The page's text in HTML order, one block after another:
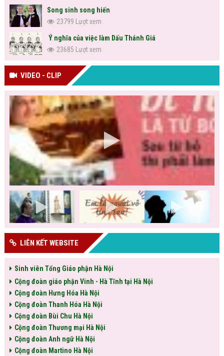
Song sinh song hiến
23799 Lượt xem
Ý nghĩa của việc làm Dấu Thánh Giá
23685 Lượt xem
VIDEO - CLIP
LIÊN KẾT WEBSITE
Sinh viên Tổng Giáo phận Hà Nội
Cộng đoàn giáo phận Vinh - Hà Tĩnh tại Hà Nội
Cộng đoàn Hưng Hóa Hà Nội
Cộng đoàn Thanh Hóa Hà Nội
Cộng đoàn Bùi Chu Hà Nội
Cộng đoàn Thương mại Hà Nội
Cộng đoàn Anh ngữ Hà Nội
Cộng đoàn Martino Hà Nội